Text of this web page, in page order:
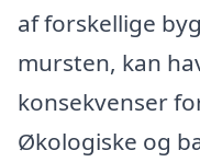
af forskellige
mursten, kan
konsekvenser
Økologiske og